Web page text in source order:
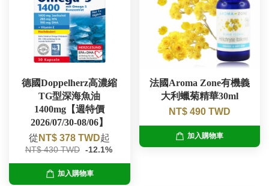
德國Doppelherz高濃縮
TG型深海魚油
1400mg【週特價
2026/07/30-08/06】
從 NT$ 378 TWD起
NT$ 430 TWD -12.1%
加入購物車
法國Aroma Zone有機義
大利蠟菊精華30ml
NT$ 490 TWD
加入購物車